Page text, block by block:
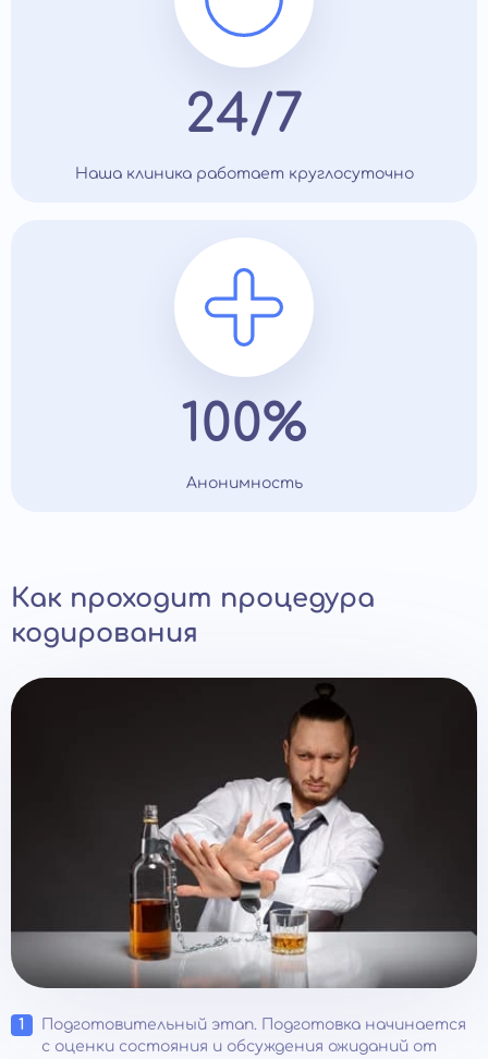
24/7
Наша клиника работает круглосуточно
100%
Анонимность
Как проходит процедура
кодирования
Подготовительный этап. Подготовка начинается
с оценки состояния и обсуждения ожиданий от